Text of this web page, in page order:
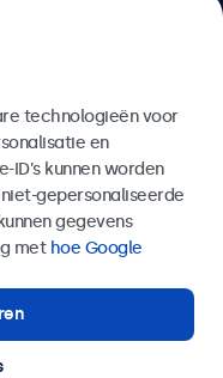
technologieën voor
en
kunnen worden
gepersonaliseerde
gegevens
met hoe Google